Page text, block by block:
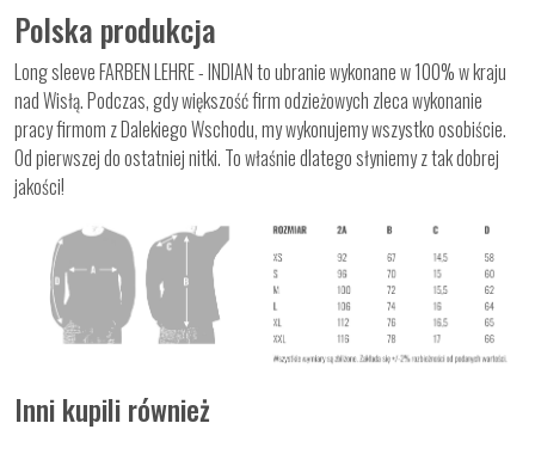
Polska produkcja
Long sleeve FARBEN LEHRE - INDIAN to ubranie wykonane w 100% w kraju
nad Wisłą. Podczas, gdy większość firm odzieżowych zleca wykonanie
pracy firmom z Dalekiego Wschodu, my wykonujemy wszystko osobiście.
Od pierwszej do ostatniej nitki. To właśnie dlatego słyniemy z tak dobrej
jakości!
Inni kupili również